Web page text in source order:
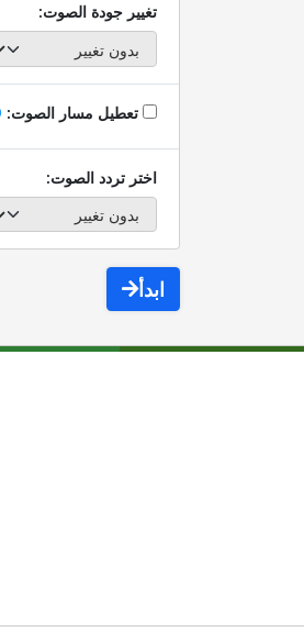
تغيير جودة الصوت:
تعطيل مسار الصوت:
اختر تردد الصوت:
ابدأ